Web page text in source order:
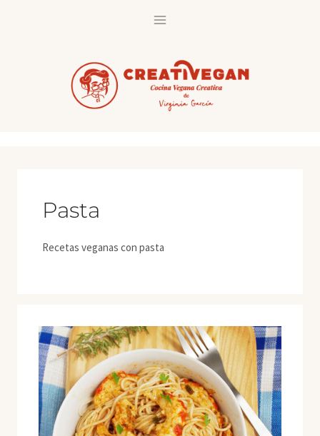
Pasta
Recetas veganas con pasta